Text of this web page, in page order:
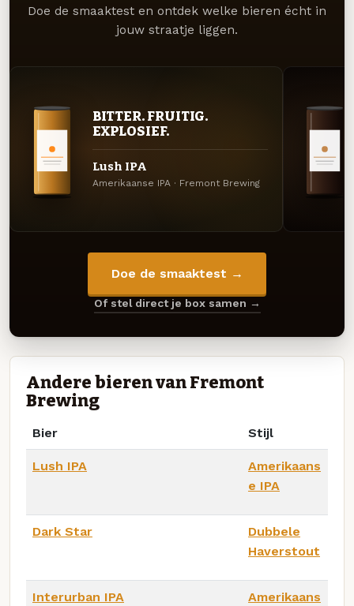
Doe de smaaktest en ontdek welke bieren écht in
jouw straatje liggen.
BITTER. FRUITIG.
EXPLOSIEF.
Lush IPA
Amerikaanse IPA · Fremont Brewing
Doe de smaaktest →
Of stel direct je box samen →
Andere bieren van Fremont
Brewing
Bier Stijl
Lush IPA
Amerikaans
e IPA
Dark Star
Dubbele
Haverstout
Interurban IPA
Amerikaans